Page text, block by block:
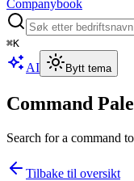
Companybook
⌘K
AI Bytt tema
Command
Search for a command
Tilbake til oversikt